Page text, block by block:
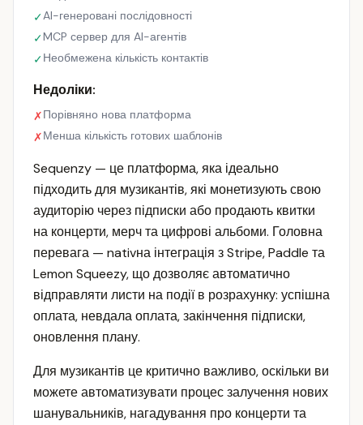
✓AI-генеровані послідовності
✓MCP сервер для AI-агентів
✓Необмежена кількість контактів
Недоліки:
✗Порівняно нова платформа
✗Менша кількість готових шаблонів
Sequenzy — це платформа, яка ідеально
підходить для музикантів, які монетизують свою
аудиторію через підписки або продають квитки
на концерти, мерч та цифрові альбоми. Головна
перевага — nativна інтеграція з Stripe, Paddle та
Lemon Squeezy, що дозволяє автоматично
відправляти листи на події в розрахунку: успішна
оплата, невдала оплата, закінчення підписки,
оновлення плану.
Для музикантів це критично важливо, оскільки ви
можете автоматизувати процес залучення нових
шанувальників, нагадування про концерти та